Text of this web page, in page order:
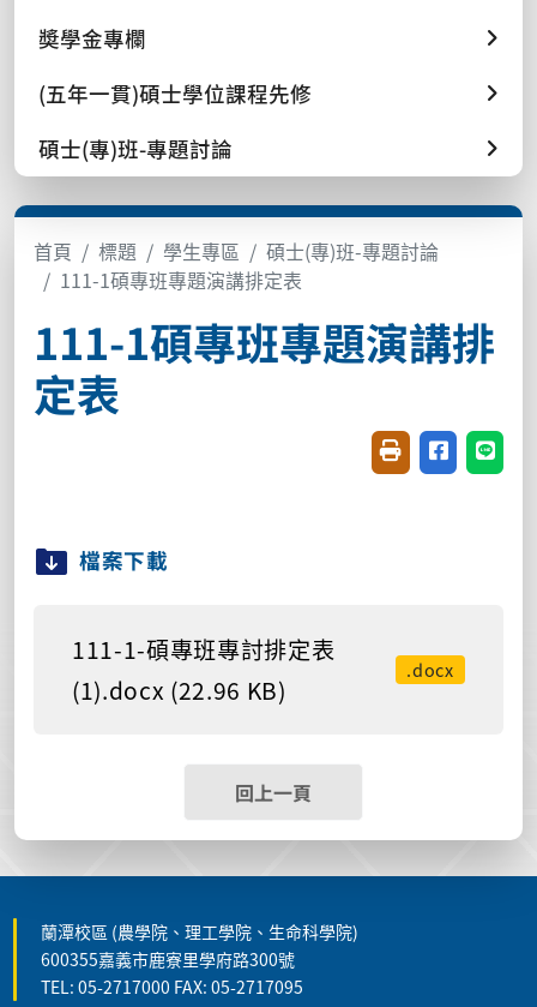
奬學金專欄
(五年一貫)碩士學位課程先修
碩士(專)班-專題討論
首頁 標題 學生專區
碩士(專)班-專題討論
111-1碩專班專題演講排定表
111-1碩專班專題演講排
定表
友善列印(開新視
分享至臉書
分享
檔案下載
111-1-碩專班專討排定表
(1).docx (22.96 KB)
.docx
回上一頁
蘭潭校區 (農學院、理工學院、生命科學院)
600355嘉義市鹿寮里學府路300號
TEL: 05-2717000 FAX: 05-2717095